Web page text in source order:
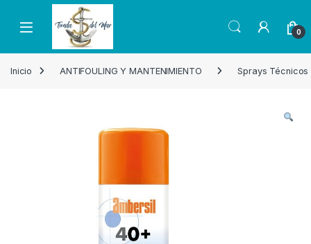
Skip to navigation
Skip to content
Open 0
Inicio ANTIFOULING Y MANTENIMIENTO Sprays Técnicos